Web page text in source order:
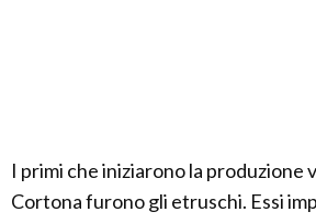
I primi che iniziarono la produzione
Cortona furono gli etruschi. Essi